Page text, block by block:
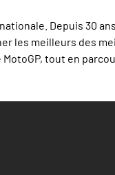
Depuis 30
les meilleurs des
tout en